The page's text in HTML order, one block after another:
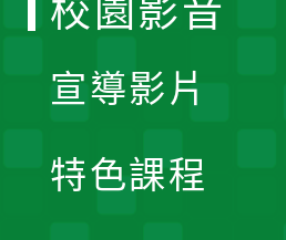
校園影音
宣導影片
特色課程